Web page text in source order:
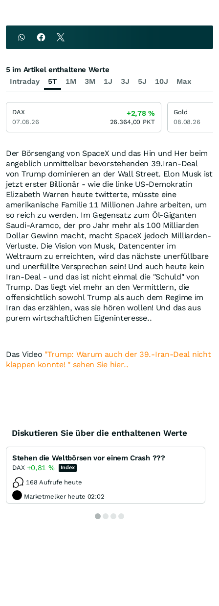
Der Börsengang von SpaceX und das Hin und Her beim
angeblich unmittelbar bevorstehenden 39.Iran-Deal
von Trump dominieren an der Wall Street. Elon Musk ist
jetzt erster Billionär - wie die linke US-Demokratin
Elizabeth Warren heute twitterte, müsste eine
amerikanische Familie 11 Millionen Jahre arbeiten, um
so reich zu werden. Im Gegensatz zum Öl-Giganten
Saudi-Aramco, der pro Jahr mehr als 100 Milliarden
Dollar Gewinn macht, macht SpaceX jedoch Milliarden-
Verluste. Die Vision von Musk, Datencenter im
Weltraum zu erreichten, wird das nächste unerfüllbare
und unerfüllte Versprechen sein! Und auch heute kein
Iran-Deal - und das ist nicht einmal die "Schuld" von
Trump. Das liegt viel mehr an den Vermittlern, die
offensichtlich sowohl Trump als auch dem Regime im
Iran das erzählen, was sie hören wollen! Und das aus
purem wirtschaftlichen Eigeninteresse..
Das Video "Trump: Warum auch der 39.-Iran-Deal nicht
klappen konnte! " sehen Sie hier..
Diskutieren Sie über die enthaltenen Werte
Stehen die Weltbörsen vor einem Crash ???
DAX +0,81 % Index
168 Aufrufe heute
Marketmelker heute 02:02
Intraday 5T 1M 3M 1J 3J 5J 10J Max
5 im Artikel enthaltene Werte
DAX
07.08.26
+2,78%
26.364,00 PKT
Gold
08.08.26